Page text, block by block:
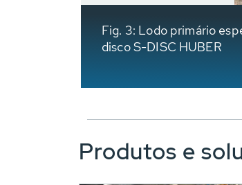
Fig. 3: Lodo primário
disco S-DISC HUBER
Produtos e